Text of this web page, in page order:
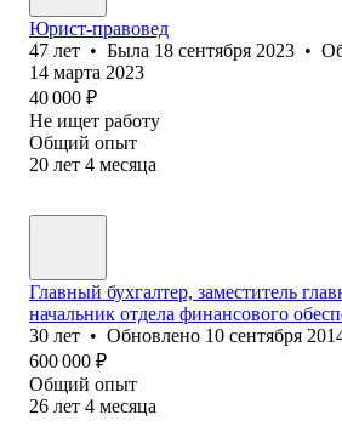
Юрист-правовед
47 лет • Была 18 сентября 2023 •
14 марта 2023
40 000 ₽
Не ищет работу
Общий опыт
20 лет 4 месяца
Главный бухгалтер, заместитель
начальник отдела финансового
30 лет • Обновлено 10 сентября
600 000 ₽
Общий опыт
26 лет 4 месяца